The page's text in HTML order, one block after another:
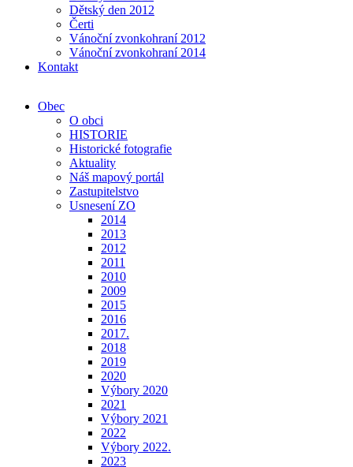
Dětský den 2012
Čerti
Vánoční zvonkohraní 2012
Vánoční zvonkohraní 2014
Kontakt
Obec
O obci
HISTORIE
Historické fotografie
Aktuality
Náš mapový portál
Zastupitelstvo
Usnesení ZO
2014
2013
2012
2011
2010
2009
2015
2016
2017.
2018
2019
2020
Výbory 2020
2021
Výbory 2021
2022
Výbory 2022.
2023